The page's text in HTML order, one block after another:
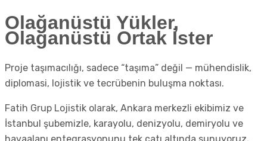
Olağanüstü Yükler,
Olağanüstü Ortak İster
Proje taşımacılığı, sadece “taşıma” değil — mühendislik,
diplomasi, lojistik ve tecrübenin buluşma noktası.
Fatih Grup Lojistik olarak, Ankara merkezli ekibimiz ve
İstanbul şubemizle, karayolu, denizyolu, demiryolu ve